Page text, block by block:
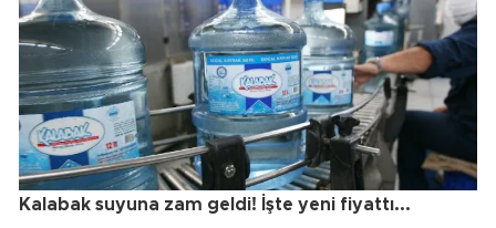
Kalabak suyuna zam geldi! İşte yeni fiyattı...